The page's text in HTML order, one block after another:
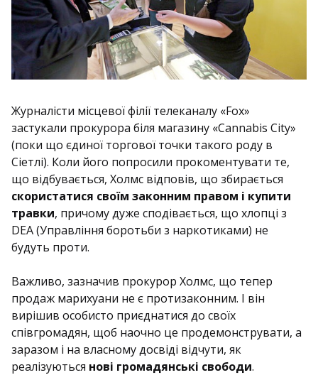
Журналісти місцевої філії телеканалу «Fox»
застукали прокурора біля магазину «Cannabis City»
(поки що єдиної торгової точки такого роду в
Сіетлі). Коли його попросили прокоментувати те,
що відбувається, Холмс відповів, що збирається
скористатися своїм законним правом і купити
травки, причому дуже сподівається, що хлопці з
DEA (Управління боротьби з наркотиками) не
будуть проти.
Важливо, зазначив прокурор Холмс, що тепер
продаж марихуани не є протизаконним. І він
вирішив особисто приєднатися до своїх
співгромадян, щоб наочно це продемонструвати, а
заразом і на власному досвіді відчути, як
реалізуються нові громадянські свободи.